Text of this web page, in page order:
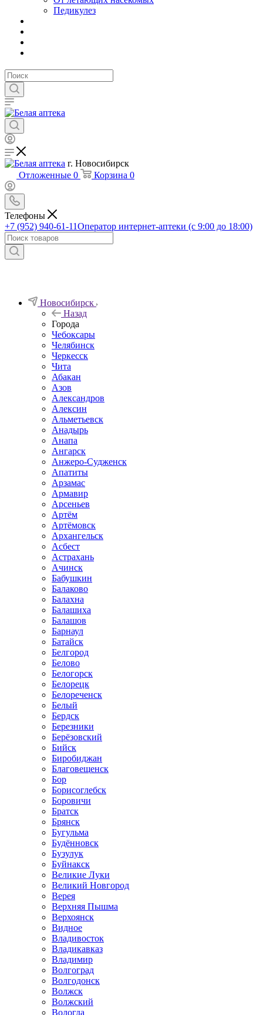
Педикулез
г. Новосибирск
Отложенные 0 Корзина 0
Телефоны
+7 (952) 940-61-11Оператор интернет-аптеки (с 9:00 до 18:00)
Новосибирск
Назад
Города
Чебоксары
Челябинск
Черкесск
Чита
Абакан
Азов
Александров
Алексин
Альметьевск
Анадырь
Анапа
Ангарск
Анжеро-Судженск
Апатиты
Арзамас
Армавир
Арсеньев
Артём
Артёмовск
Архангельск
Асбест
Астрахань
Ачинск
Бабушкин
Балаково
Балахна
Балашиха
Балашов
Барнаул
Батайск
Белгород
Белово
Белогорск
Белорецк
Белореченск
Белый
Бердск
Березники
Берёзовский
Бийск
Биробиджан
Благовещенск
Бор
Борисоглебск
Боровичи
Братск
Брянск
Бугульма
Будённовск
Бузулук
Буйнакск
Великие Луки
Великий Новгород
Верея
Верхняя Пышма
Верхоянск
Видное
Владивосток
Владикавказ
Владимир
Волгоград
Волгодонск
Волжск
Волжский
Вологда